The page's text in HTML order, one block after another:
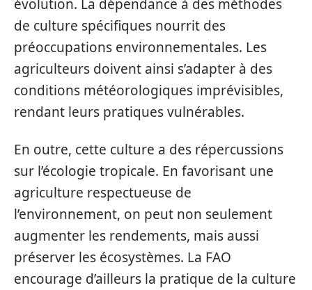
évolution. La dépendance à des méthodes
de culture spécifiques nourrit des
préoccupations environnementales. Les
agriculteurs doivent ainsi s’adapter à des
conditions météorologiques imprévisibles,
rendant leurs pratiques vulnérables.
En outre, cette culture a des répercussions
sur l’écologie tropicale. En favorisant une
agriculture respectueuse de
l’environnement, on peut non seulement
augmenter les rendements, mais aussi
préserver les écosystèmes. La FAO
encourage d’ailleurs la pratique de la culture